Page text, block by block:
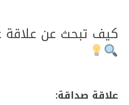
كيف تبحث عن علاقة
علاقة صداقة: